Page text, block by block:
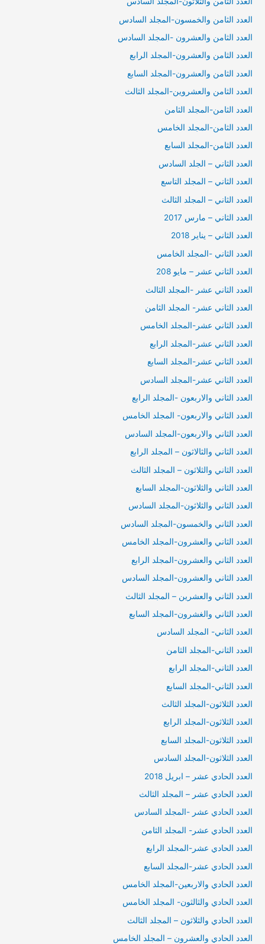
العدد الثامن والخمسون-المجلد السادس
العدد الثامن والعشرون -المجلد السادس
العدد الثامن والعشرون-المجلد الرابع
العدد الثامن والعشرون-المجلد السابع
العدد الثامن والعشروين-المجلد الثالث
العدد الثامن-المجلد الثامن
العدد الثامن-المجلد الخامس
العدد الثامن-المجلد السابع
العدد الثاني – الجلد السادس
العدد الثاني – المجلد التاسع
العدد الثاني – المجلد الثالث
العدد الثاني – مارس 2017
العدد الثاني – يناير 2018
العدد الثاني -المجلد الخامس
العدد الثاني عشر – مايو 208
العدد الثاني عشر -المجلد الثالث
العدد الثاني عشر- المجلد الثامن
العدد الثاني عشر-المجلد الخامس
العدد الثاني عشر-المجلد الرابع
العدد الثاني عشر-المجلد السابع
العدد الثاني عشر-المجلد السادس
العدد الثاني والاربعون -المجلد الرابع
العدد الثاني والاربعون- المجلد الخامس
العدد الثاني والاربعون-المجلد السادس
العدد الثاني والثالاثون – المجلد الرابع
العدد الثاني والثلاثون – المجلد الثالث
العدد الثاني والثلاثون-المجلد السابع
العدد الثاني والثلاثون-المجلد السادس
العدد الثاني والخمسون-المجلد السادس
العدد الثاني والعشرون-المجلد الخامس
العدد الثاني والعشرون-المجلد الرابع
العدد الثاني والعشرون-المجلد السادس
العدد الثاني والعشرين – المجلد الثالث
العدد الثاني والغشرون-المجلد السابع
العدد الثاني- المجلد السادس
العدد الثاني-المجلد الثامن
العدد الثاني-المجلد الرابع
العدد الثاني-المجلد السابع
العدد الثلاثون-المجلد الثالث
العدد الثلاثون-المجلد الرابع
العدد الثلاثون-المجلد السابع
العدد الثلاثون-المجلد السادس
العدد الحادي عشر – ابريل 2018
العدد الحادي عشر – المجلد الثالث
العدد الحادي عشر -المجلد السادس
العدد الحادي عشر- المجلد الثامن
العدد الحادي عشر-المجلد الرابع
العدد الحادي عشر-المجلد السابع
العدد الحادي والاربعين-المجلد الخامس
العدد الحادي والثالثون- المجلد الخامس
العدد الحادي والثلاثون – المجلد الثالث
العدد الحادي والعشرون – المجلد الخامس